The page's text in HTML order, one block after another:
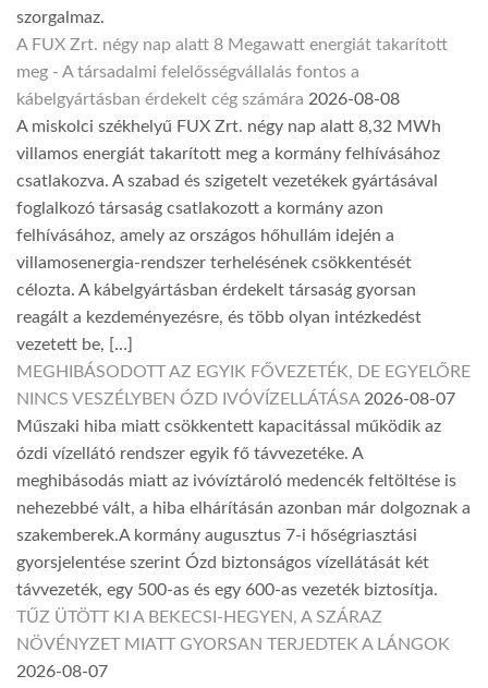
szorgalmaz.
A FUX Zrt. négy nap alatt 8 Megawatt energiát takarított
meg - A társadalmi felelősségvállalás fontos a
kábelgyártásban érdekelt cég számára 2026-08-08
A miskolci székhelyű FUX Zrt. négy nap alatt 8,32 MWh
villamos energiát takarított meg a kormány felhívásához
csatlakozva. A szabad és szigetelt vezetékek gyártásával
foglalkozó társaság csatlakozott a kormány azon
felhívásához, amely az országos hőhullám idején a
villamosenergia-rendszer terhelésének csökkentését
célozta. A kábelgyártásban érdekelt társaság gyorsan
reagált a kezdeményezésre, és több olyan intézkedést
vezetett be, […]
MEGHIBÁSODOTT AZ EGYIK FŐVEZETÉK, DE EGYELŐRE
NINCS VESZÉLYBEN ÓZD IVÓVÍZELLÁTÁSA 2026-08-07
Műszaki hiba miatt csökkentett kapacitással működik az
ózdi vízellátó rendszer egyik fő távvezetéke. A
meghibásodás miatt az ivóvíztároló medencék feltöltése is
nehezebbé vált, a hiba elhárításán azonban már dolgoznak a
szakemberek.A kormány augusztus 7-i hőségriasztási
gyorsjelentése szerint Ózd biztonságos vízellátását két
távvezeték, egy 500-as és egy 600-as vezeték biztosítja.
TŰZ ÜTÖTT KI A BEKECSI-HEGYEN, A SZÁRAZ
NÖVÉNYZET MIATT GYORSAN TERJEDTEK A LÁNGOK
2026-08-07